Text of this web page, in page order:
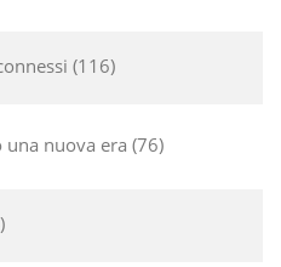
116
una nuova era 76